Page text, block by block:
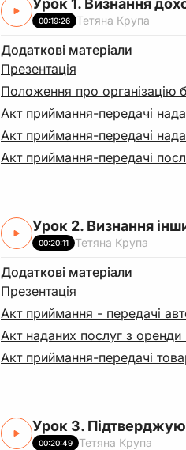
Урок 1. Визнання
00:19:26 Тетяна Крупа
Додаткові матеріали
Презентація
Положення про організацію
Акт приймання-передачі
Акт приймання-передачі
Акт приймання-передачі
Урок 2. Визнання
00:20:11 Тетяна Крупа
Додаткові матеріали
Презентація
Акт приймання - передачі
Акт наданих послуг з оренди
Акт приймання-передачі
Урок 3.
00:20:49 Тетяна Крупа